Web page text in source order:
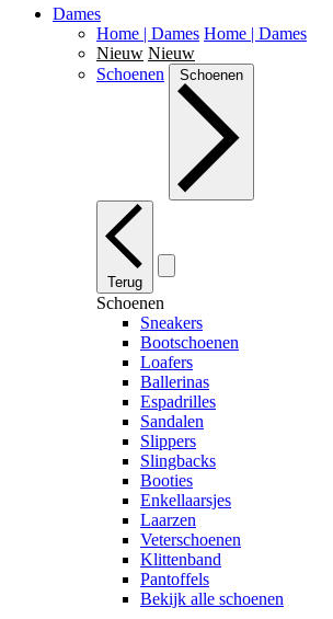
Dames
Home | Dames Home | Dames
Nieuw Nieuw
Schoenen
Schoenen
Terug
Schoenen
Sneakers
Bootschoenen
Loafers
Ballerinas
Espadrilles
Sandalen
Slippers
Slingbacks
Booties
Enkellaarsjes
Laarzen
Veterschoenen
Klittenband
Pantoffels
Bekijk alle schoenen